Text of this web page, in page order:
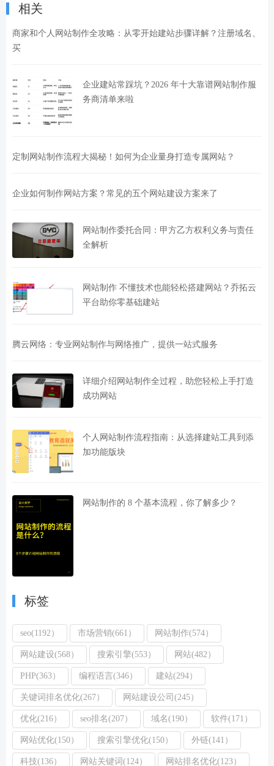
相关
商家和个人网站制作全攻略：从零开始建站步骤详解？注册域名、
买
企业建站常踩坑？2026 年十大靠谱网站制作服
务商清单来啦
定制网站制作流程大揭秘！如何为企业量身打造专属网站？
企业如何制作网站方案？常见的五个网站建设方案来了
网站制作委托合同：甲方乙方权利义务与责任
全解析
网站制作 不懂技术也能轻松搭建网站？乔拓云
平台助你零基础建站
腾云网络：专业网站制作与网络推广，提供一站式服务
详细介绍网站制作全过程，助您轻松上手打造
成功网站
个人网站制作流程指南：从选择建站工具到添
加功能版块
网站制作的 8 个基本流程，你了解多少？
标签
seo(1192） 市场营销(661） 网站制作(574）
网站建设(568） 搜索引擎(553） 网站(482）
PHP(363） 编程语言(346） 建站(294）
关键词排名优化(267） 网站建设公司(245）
优化(216） seo排名(207） 域名(190） 软件(171）
网站优化(150） 搜索引擎优化(150） 外链(141）
科技(136） 网站关键词(124） 网站排名优化(123）